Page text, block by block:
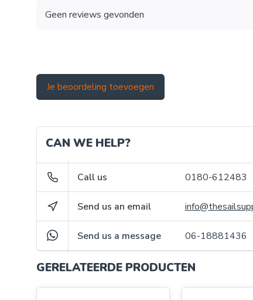
Geen reviews gevonden
Je beoordeling toevoegen
CAN WE HELP?
Call us 0180-612483
Send us an email
Send us a message 06-18881436
GERELATEERDE PRODUCTEN